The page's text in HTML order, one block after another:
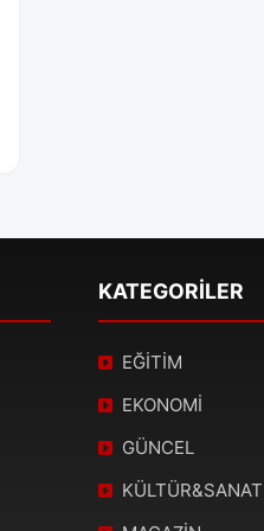
KATEGORİLER
EĞİTİM
EKONOMİ
GÜNCEL
KÜLTÜR&SANAT